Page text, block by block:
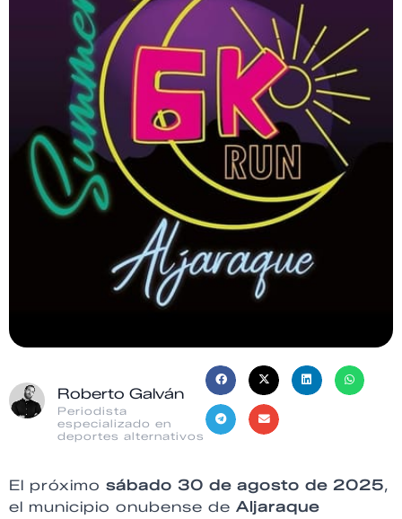
Roberto Galván
Periodista
especializado en
deportes alternativos
El próximo sábado 30 de agosto de 2025,
el municipio onubense de Aljaraque